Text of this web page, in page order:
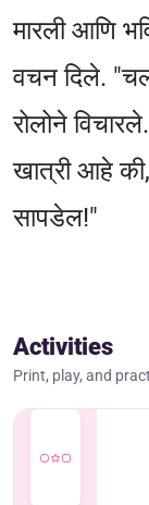
मारली आणि
वचन दिले.
रोलोने
खात्री आहे
सापडेल!"
Activities
Print, play, and